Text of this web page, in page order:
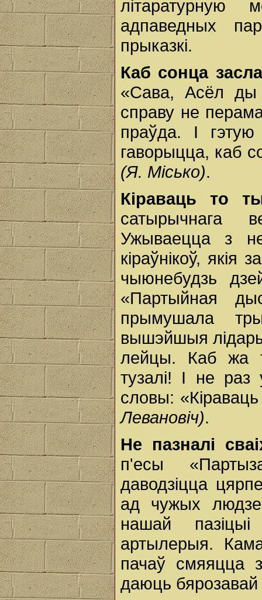
літаратурную
адпаведных
прыказкі.
Каб сонца
«Сава, Асёл ды
справу не
праўда. І
гаворыцца, каб
(Я. Місько).
Кіраваць то
сатырычнага
Ужываецца з
кіраўнікоў, якія
чыюнебудзь
«Партыйная
прымушала
вышэйшыя
лейцы. Каб жа
тузалі! І не
словы:
Левановіч).
Не пазналі
п'есы
даводзіцца
ад чужых
нашай
артылерыя.
пачаў смяяцца
даюць